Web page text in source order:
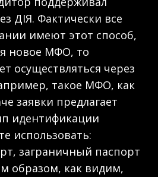
ДІЯ. Фактически все
имеют этот способ,
новое МФО, то
осуществляться через
такое МФО, как
заявки предлагает
идентификации
использовать:
заграничный паспорт
образом, как видим,